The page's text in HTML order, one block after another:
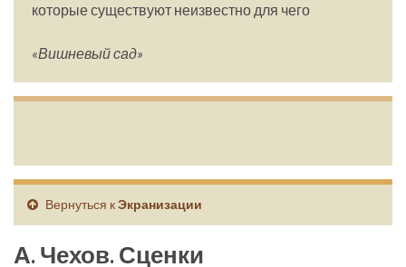
которые существуют неизвестно для чего
«Вишневый сад»
Вернуться кЭкранизации
А. Чехов. Сценки